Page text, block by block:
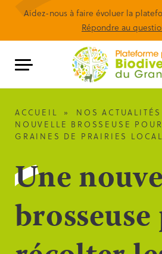
Aidez-nous à faire évoluer la
Répondre au
ACCUEIL » NOS ACTUALITÉS
NOUVELLE BROSSEUSE
GRAINES DE PRAIRIES
Une